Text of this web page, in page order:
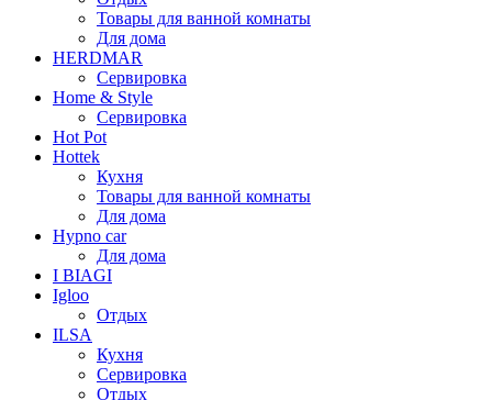
Товары для ванной комнаты
Для дома
HERDMAR
Сервировка
Home & Style
Сервировка
Hot Pot
Hottek
Кухня
Товары для ванной комнаты
Для дома
Hypno car
Для дома
I BIAGI
Igloo
Отдых
ILSA
Кухня
Сервировка
Отдых